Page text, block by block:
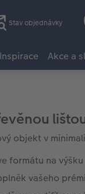
Stav objednávky
Inspirace Akce a
objekt v
formátu na
vašeho